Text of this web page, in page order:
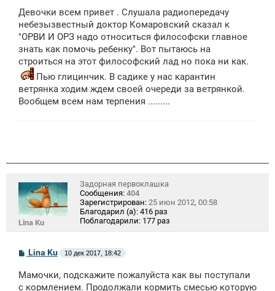
б
щ
е
н
и
Девочки всем привет . Слушала радиопередачу
небезызвестный доктор Комаровский сказал к
"ОРВИ И ОРЗ надо относиться философски главное
знать как помочь ребенку". Вот пытаюсь на
строиться на этот философский лад но пока ни как.
Пью глицинчик. В садике у нас карантин
ветрянка ходим ждем своей очереди за ветрянкой.
Вообщем всем нам терпения .........
Lina Ku
Задорная первоклашка
Сообщения: 404
Зарегистрирован: 25 июн 2012, 00:58
Благодарил (а): 416 раз
Поблагодарили: 177 раз
С
б
щ
Lina Ku 10 дек 2017, 18:42
Мамочки, подскажите пожалуйста как вы поступали
с кормлением. Продолжали кормить смесью которую